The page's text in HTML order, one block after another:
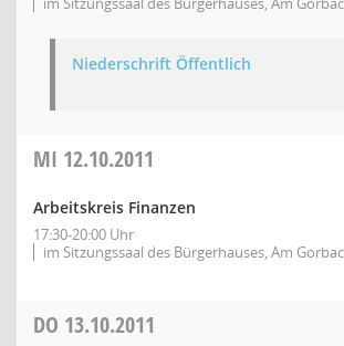
Niederschrift Öffentlich
MI 12.10.2011
Arbeitskreis Finanzen
17:30-20:00 Uhr
im Sitzungssaal des Bürgerhauses, Am
DO 13.10.2011